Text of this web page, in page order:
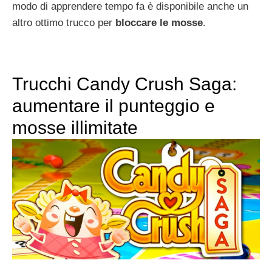
modo di apprendere tempo fa è disponibile anche un
altro ottimo trucco per bloccare le mosse.
Trucchi Candy Crush Saga:
aumentare il punteggio e
mosse illimitate